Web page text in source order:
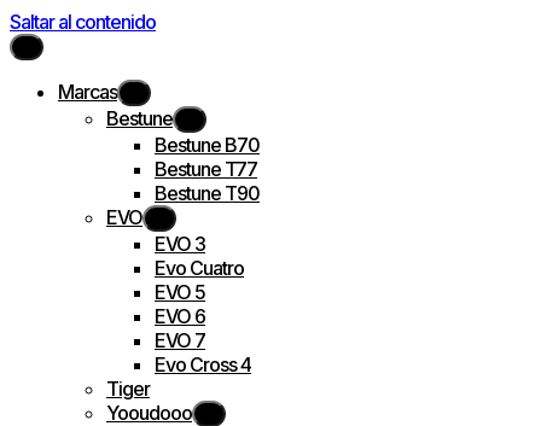
Saltar al contenido
Marcas
Bestune
Bestune B70
Bestune T77
Bestune T90
EVO
EVO 3
Evo Cuatro
EVO 5
EVO 6
EVO 7
Evo Cross 4
Tiger
Yooudooo